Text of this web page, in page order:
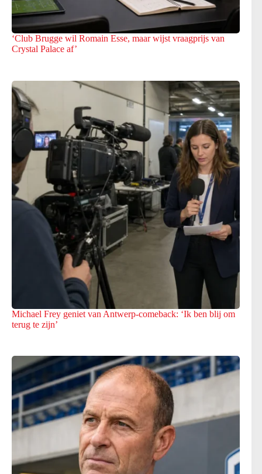
‘Club Brugge wil Romain Esse, maar wijst vraagprijs van
Crystal Palace af’
Michael Frey geniet van Antwerp-comeback: ‘Ik ben blij om
terug te zijn’